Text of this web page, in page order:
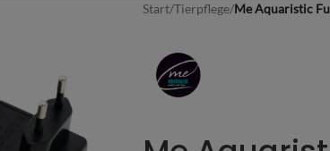
Start/Tierpflege/Me Aquaristic